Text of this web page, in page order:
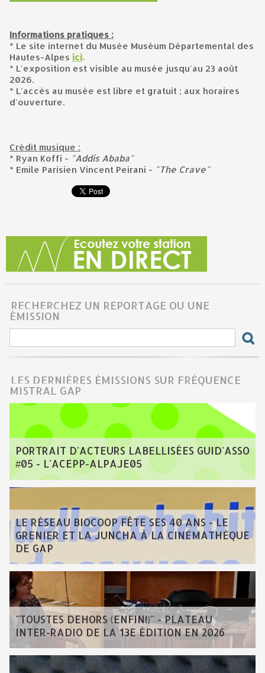
Informations pratiques :
* Le site internet du Musée Muséum Départemental des
Hautes-Alpes ici.
* L'exposition est visible au musée jusqu'au 23 août
2026.
* L'accès au musée est libre et gratuit ; aux horaires
d'ouverture.
Crédit musique :
* Ryan Koffi - "Addis Ababa"
* Emile Parisien Vincent Peirani - "The Crave"
RECHERCHEZ UN REPORTAGE OU UNE
ÉMISSION
LES DERNIÈRES ÉMISSIONS SUR FRÉQUENCE
MISTRAL GAP
PORTRAIT D'ACTEURS LABELLISÉES GUID'ASSO
#05 - L'ACEPP-ALPAJE05
LE RÉSEAU BIOCOOP FÊTE SES 40 ANS - LE
GRENIER ET LA JUNCHA À LA CINÉMATHÈQUE
DE GAP
"TOUSTES DEHORS (ENFIN!)" - PLATEAU
INTER-RADIO DE LA 13E ÉDITION EN 2026